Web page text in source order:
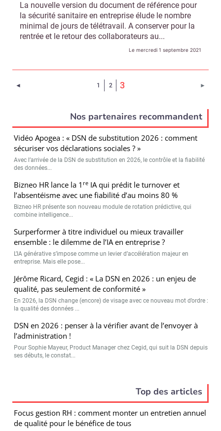
La nouvelle version du document de référence pour
la sécurité sanitaire en entreprise élude le nombre
minimal de jours de télétravail. A conserver pour la
rentrée et le retour des collaborateurs au...
Le mercredi 1 septembre 2021
◄ 1 2 3(Page courante) ►
Nos partenaires recommandent
Vidéo Apogea : « DSN de substitution 2026 : comment
sécuriser vos déclarations sociales ? »
Avec l’arrivée de la DSN de substitution en 2026, le contrôle et la fiabilité
des données...
Bizneo HR lance la 1 re IA qui prédit le turnover et
l’absentéisme avec une fiabilité d’au moins 80 %
Bizneo HR présente son nouveau module de rotation prédictive, qui
combine intelligence...
Surperformer à titre individuel ou mieux travailler
ensemble : le dilemme de l’IA en entreprise ?
L’IA générative s’impose comme un levier d’accélération majeur en
entreprise. Mais elle pose...
Jérôme Ricard, Cegid : « La DSN en 2026 : un enjeu de
qualité, pas seulement de conformité »
En 2026, la DSN change (encore) de visage avec ce nouveau mot d’ordre :
la qualité des données ...
DSN en 2026 : penser à la vérifier avant de l’envoyer à
l’administration !
Pour Sophie Mayeur, Product Manager chez Cegid, qui suit la DSN depuis
ses débuts, le constat...
Top des articles
Focus gestion RH : comment monter un entretien annuel
de qualité pour le bénéfice de tous